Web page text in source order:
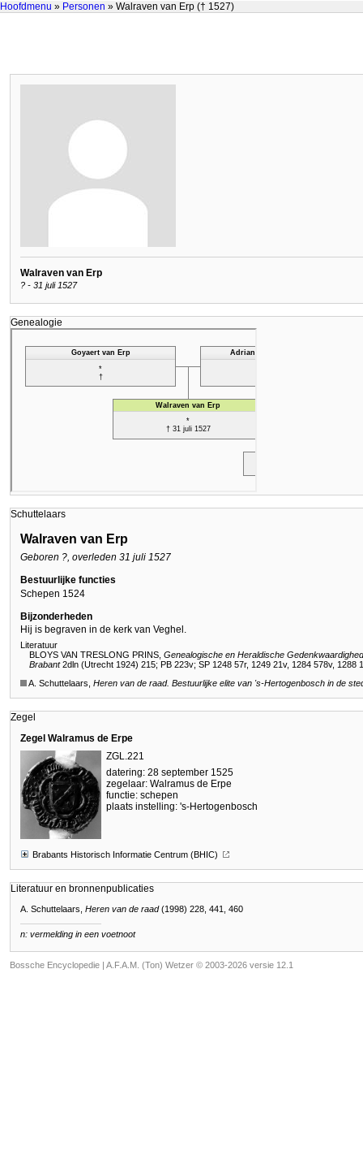
Hoofdmenu » Personen » Walraven van Erp († 1527)
Walraven van Erp
? - 31 juli 1527
Genealogie
Schuttelaars
Walraven van Erp
Geboren ?, overleden 31 juli 1527
Bestuurlijke functies
Schepen 1524
Bijzonderheden
Hij is begraven in de kerk van Veghel.
Literatuur
BLOYS VAN TRESLONG PRINS, Genealogische en Heraldische
Brabant2dln (Utrecht 1924) 215; PB 223v; SP 1248 57r, 1249 21v, 1284 578v, 1288
A. Schuttelaars, Heren van de raad. Bestuurlijke elite van 's-Hertogenbosch in de
Zegel
Zegel Walramus de Erpe
ZGL.221
datering: 28 september 1525
zegelaar: Walramus de Erpe
functie: schepen
plaats instelling: 's-Hertogenbosch
Brabants Historisch Informatie Centrum (BHIC)
Literatuur en bronnenpublicaties
A. Schuttelaars, Heren van de raad(1998) 228, 441, 460
n: vermelding in een voetnoot
Bossche Encyclopedie | A.F.A.M. (Ton) Wetzer © 2003-2026 versie 12.1